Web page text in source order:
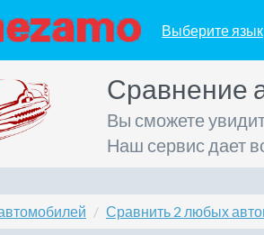
Выберите язык
Сравнение
Вы сможете
Наш сервис дает
Сравнить 2 любых